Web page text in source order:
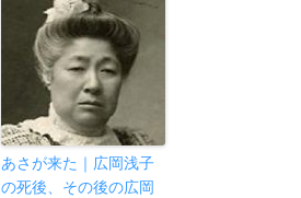
あさが来た｜広岡浅子
の死後、その後の広岡